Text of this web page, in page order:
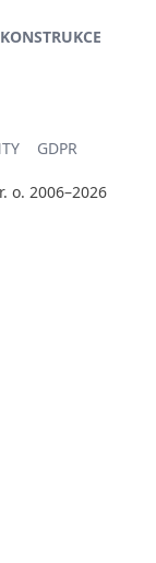
GDPR
o. 2006–2026